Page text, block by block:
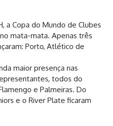
a Copa do Mundo de Clubes
mata-mata. Apenas três
Porto, Atlético de
maior presença nas
todos do
e Palmeiras. Do
e o River Plate ficaram